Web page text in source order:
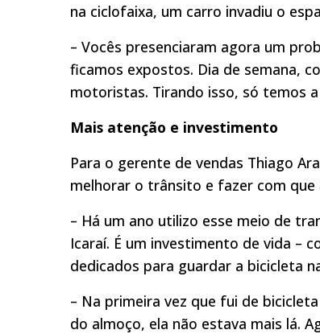
na ciclofaixa, um carro invadiu o
– Vocês presenciaram agora um
ficamos expostos. Dia de semana,
motoristas. Tirando isso, só temos
Mais atenção e investimento
Para o gerente de vendas Thiago
melhorar o trânsito e fazer com que
– Há um ano utilizo esse meio de
Icaraí. É um investimento de vida –
dedicados para guardar a bicicleta
– Na primeira vez que fui de
do almoço, ela não estava mais lá.